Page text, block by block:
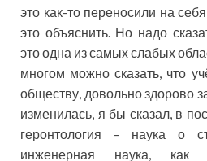
это как-то переносили на
это объяснить. Но надо
это одна из самых слабых
многом можно сказать, что
обществу, довольно здорово
изменилась, я бы сказал, в
геронтология – наука о
инженерная наука, как